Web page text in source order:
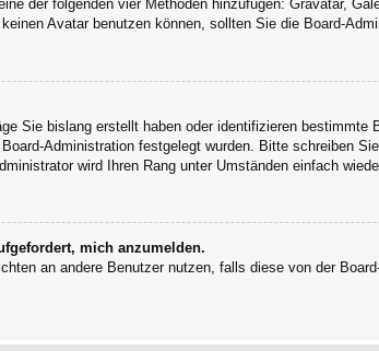
der folgenden vier Methoden hinzufügen: Gravatar,
Avatar benutzen können, sollten Sie die Board-
Sie bislang erstellt haben oder identifizieren bestimmte
Administration festgelegt wurden. Bitte schreiben
wird Ihren Rang unter Umständen einfach
mich anzumelden.
an andere Benutzer nutzen, falls diese von der